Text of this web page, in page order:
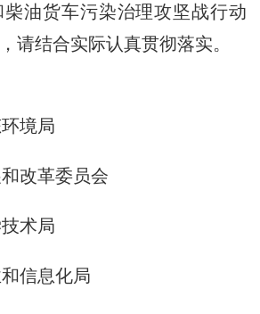
油货车污染治理攻坚战行动
请结合实际认真贯彻落实。
境局
改革委员会
术局
信息化局